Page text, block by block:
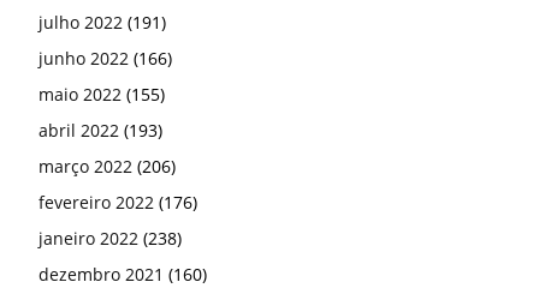
julho 2022 (191)
junho 2022 (166)
maio 2022 (155)
abril 2022 (193)
março 2022 (206)
fevereiro 2022 (176)
janeiro 2022 (238)
dezembro 2021 (160)